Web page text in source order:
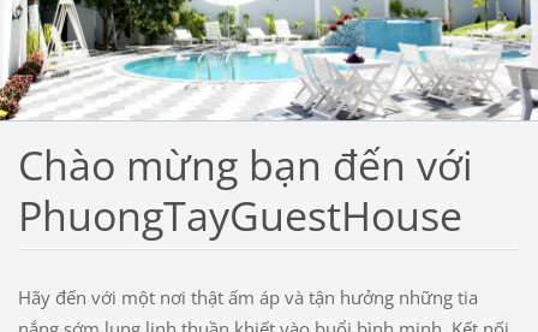
Chào mừng bạn đến với
PhuongTayGuestHouse
Hãy đến với một nơi thật ấm áp và tận hưởng những tia